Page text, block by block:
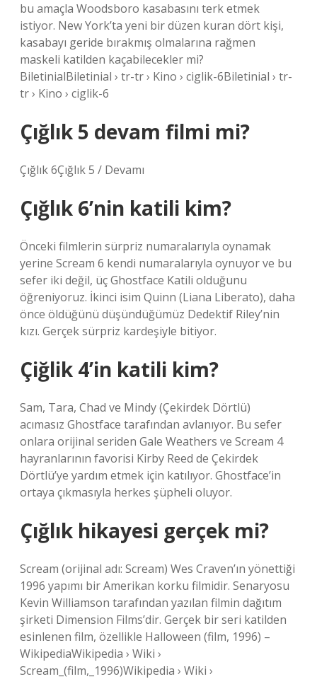
bu amaçla Woodsboro kasabasını terk etmek
istiyor. New York’ta yeni bir düzen kuran dört kişi,
kasabayı geride bırakmış olmalarına rağmen
maskeli katilden kaçabilecekler mi?
BiletinialBiletinial › tr-tr › Kino › ciglik-6Biletinial › tr-
tr › Kino › ciglik-6
Çığlık 5 devam filmi mi?
Çığlık 6Çığlık 5 / Devamı
Çığlık 6’nin katili kim?
Önceki filmlerin sürpriz numaralarıyla oynamak
yerine Scream 6 kendi numaralarıyla oynuyor ve bu
sefer iki değil, üç Ghostface Katili olduğunu
öğreniyoruz. İkinci isim Quinn (Liana Liberato), daha
önce öldüğünü düşündüğümüz Dedektif Riley’nin
kızı. Gerçek sürpriz kardeşiyle bitiyor.
Çiğlik 4’in katili kim?
Sam, Tara, Chad ve Mindy (Çekirdek Dörtlü)
acımasız Ghostface tarafından avlanıyor. Bu sefer
onlara orijinal seriden Gale Weathers ve Scream 4
hayranlarının favorisi Kirby Reed de Çekirdek
Dörtlü’ye yardım etmek için katılıyor. Ghostface’in
ortaya çıkmasıyla herkes şüpheli oluyor.
Çığlık hikayesi gerçek mi?
Scream (orijinal adı: Scream) Wes Craven’ın yönettiği
1996 yapımı bir Amerikan korku filmidir. Senaryosu
Kevin Williamson tarafından yazılan filmin dağıtım
şirketi Dimension Films’dir. Gerçek bir seri katilden
esinlenen film, özellikle Halloween (film, 1996) –
WikipediaWikipedia › Wiki ›
Scream_(film,_1996)Wikipedia › Wiki ›